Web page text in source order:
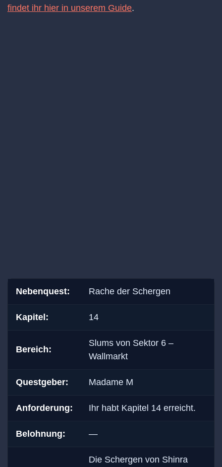
findet ihr hier in unserem Guide.
Nebenquest: Rache der Schergen
Kapitel: 14
Bereich:
Slums von Sektor 6 –
Wallmarkt
Questgeber: Madame M
Anforderung: Ihr habt Kapitel 14 erreicht.
Belohnung: —
Die Schergen von Shinra